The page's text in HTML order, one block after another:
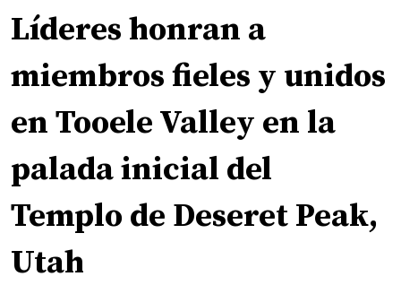
Líderes honran a
miembros fieles y unidos
en Tooele Valley en la
palada inicial del
Templo de Deseret Peak,
Utah